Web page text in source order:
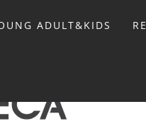
ADULT&KIDS